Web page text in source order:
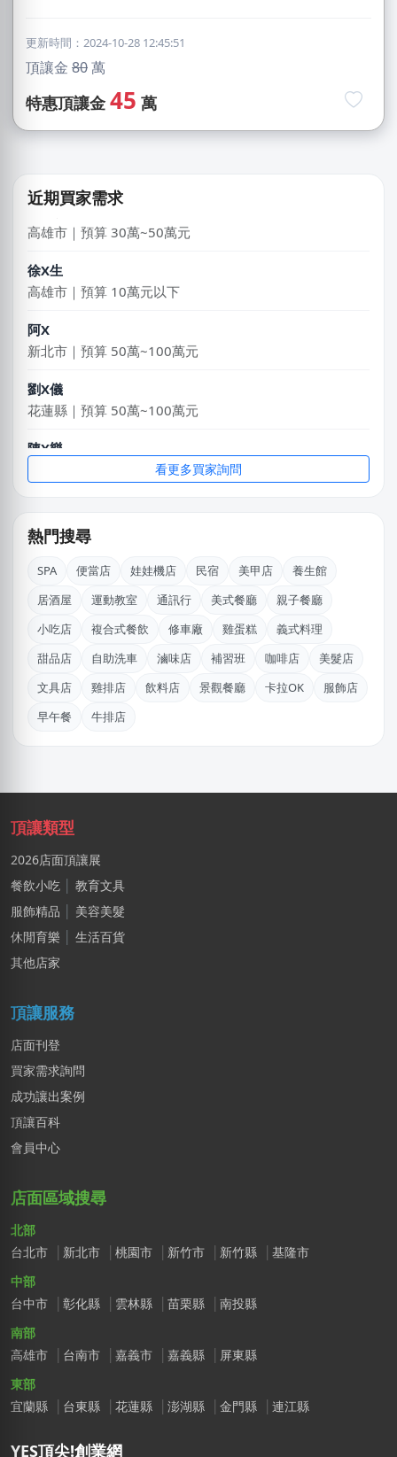
更新時間：2024-10-28 12:45:51
頂讓金 80萬
特惠頂讓金 45 萬
近期買家需求
林X志
台中市｜預算 10萬~30萬元
廖X姐
莊X岑
高雄市｜預算 10萬元以下
新北市｜預算 50萬~100萬元
花蓮縣｜預算 50萬~100萬元
新北市｜預算 50萬~100萬元
台中市｜預算 10萬~30萬元
南投縣｜預算 10萬~30萬元
高雄市｜預算 30萬~50萬元
阿X
劉X儀
陳X樂
新北市｜預算 50萬~100萬元
邱X恩
看更多買家詢問
熱門搜尋
SPA 便當店 娃娃機店 民宿 美甲店
養生館
居酒屋
運動教室 通訊行 美式餐廳
親子餐廳
小吃店
複合式餐飲 修車廠 雞蛋糕
義式料理
甜品店
自助洗車 滷味店 補習班 咖啡店
美髮店
文具店
雞排店 飲料店 景觀餐廳 卡拉OK
服飾店
早午餐
牛排店
頂讓類型
2026店面頂讓展
餐飲小吃
教育文具
服飾精品
美容美髮
休閒育樂
生活百貨
其他店家
頂讓服務
店面刊登
買家需求詢問
成功讓出案例
頂讓百科
會員中心
店面區域搜尋
北部
台北市
新北市 桃園市 新竹市 新竹縣
基隆市
中部
台中市
彰化縣 雲林縣 苗栗縣
南投縣
南部
高雄市
台南市 嘉義市 嘉義縣
屏東縣
東部
宜蘭縣
台東縣 花蓮縣 澎湖縣 金門縣 連江縣
YES頂尖!創業網